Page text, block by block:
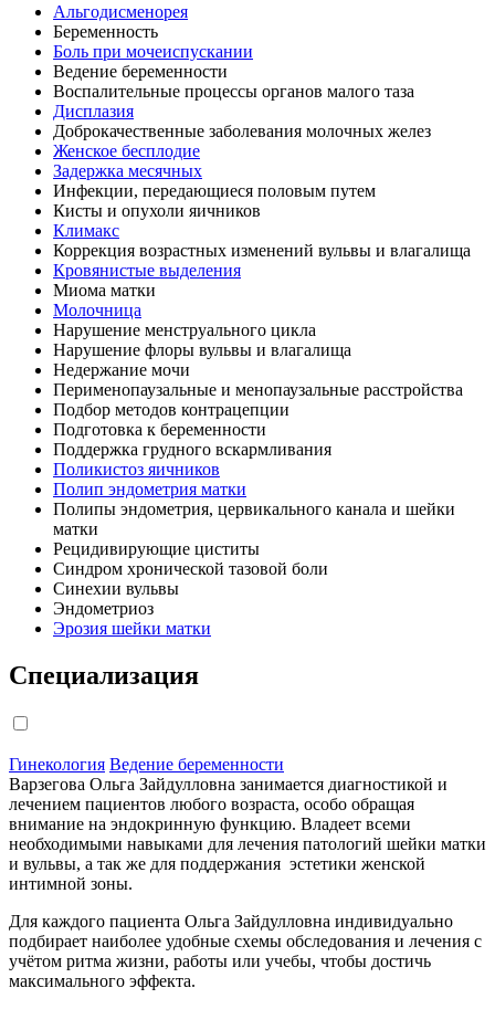
Альгодисменорея
Беременность
Боль при мочеиспускании
Ведение беременности
Воспалительные процессы органов малого таза
Дисплазия
Доброкачественные заболевания молочных желез
Женское бесплодие
Задержка месячных
Инфекции, передающиеся половым путем
Кисты и опухоли яичников
Климакс
Коррекция возрастных изменений вульвы и влагалища
Кровянистые выделения
Миома матки
Молочница
Нарушение менструального цикла
Нарушение флоры вульвы и влагалища
Недержание мочи
Перименопаузальные и менопаузальные расстройства
Подбор методов контрацепции
Подготовка к беременности
Поддержка грудного вскармливания
Поликистоз яичников
Полип эндометрия матки
Полипы эндометрия, цервикального канала и шейки
матки
Рецидивирующие циститы
Синдром хронической тазовой боли
Синехии вульвы
Эндометриоз
Эрозия шейки матки
Специализация
Гинекология Ведение беременности
Варзегова Ольга Зайдулловна занимается диагностикой и
лечением пациентов любого возраста, особо обращая
внимание на эндокринную функцию. Владеет всеми
необходимыми навыками для лечения патологий шейки матки
и вульвы, а так же для поддержания эстетики женской
интимной зоны.
Для каждого пациента Ольга Зайдулловна индивидуально
подбирает наиболее удобные схемы обследования и лечения с
учётом ритма жизни, работы или учебы, чтобы достичь
максимального эффекта.